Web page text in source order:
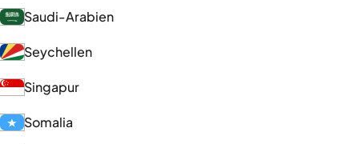
Saudi-Arabien
Seychellen
Singapur
Somalia